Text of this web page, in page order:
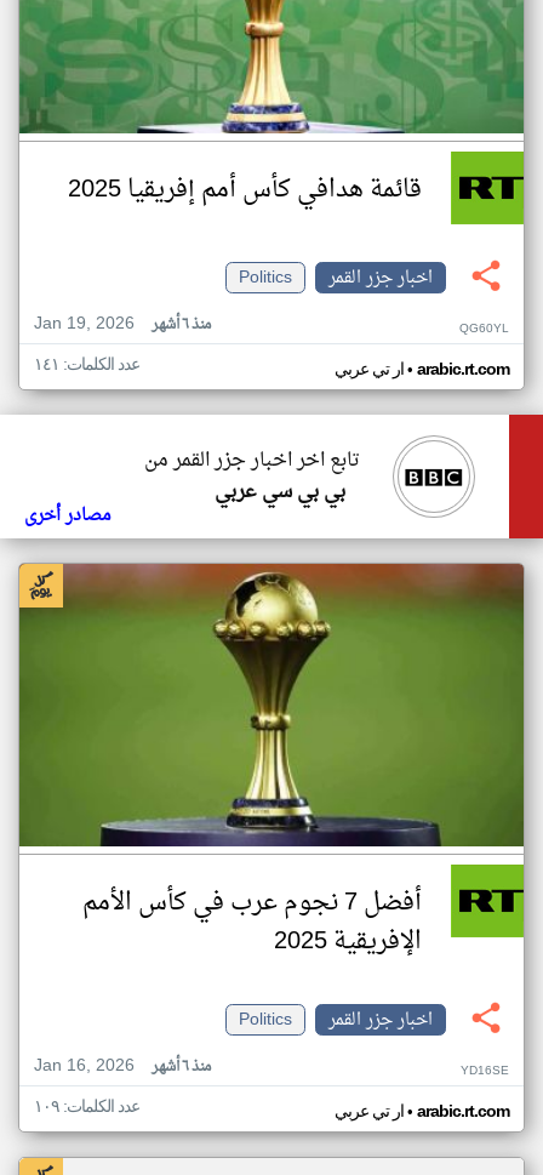
قائمة هدافي كأس أمم إفريقيا 2025
اخبار جزر القمر
Politics
Jan 19, 2026
منذ ٦ أشهر QG60YL
ار تي عربي• arabic.rt.com عدد الكلمات: ١٤١
تابع اخر اخبار جزر القمر من
بي بي سي عربي
مصادر أخرى
أفضل 7 نجوم عرب في كأس الأمم
الإفريقية 2025
اخبار جزر القمر
Politics
Jan 16, 2026
منذ ٦ أشهر YD16SE
ار تي عربي• arabic.rt.com عدد الكلمات: ١٠٩